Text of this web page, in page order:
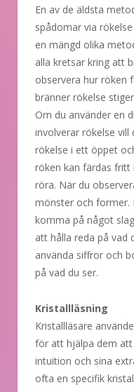
En av de äldsta
spådomar via
en mängd olika
alla kretsar kring att
observera hur röken
bränner rökelse
Om du använder en
involverar rökelse vill
rökelse i ett öppet
röken kan färdas
röra. När du
mönster och former.
komma på något
att hålla reda på vad
använda siffror och
på vad du ser.
Kristallläsning
Kristallläsare
för att hjälpa dem
intuition och sina
ofta en specifik